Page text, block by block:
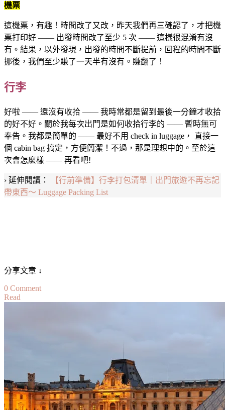
機票
這機票，有趣！時間改了又改，昨天我們再三確認了，才把機
票打印好 —— 出發時間改了至少 5 次 —— 這樣很混淆有沒
有。結果，以外發現，出發的時間不斷提前，回程的時間不斷
挪後，我們至少賺了一天半有沒有。賺翻了！
行李
好啦 —— 還沒有收拾 —— 我時常都是留到最後一分鐘才收拾
的好不好。關於我每次出門是如何收拾行李的 —— 暫時無可
奉告。我都是簡單的 —— 最好不用 check in luggage， 直接一
個 cabin bag 搞定，方便簡潔！不過，那是理想中的。至於這
次會怎麼樣 —— 再看吧!
› 延伸閱讀：
【行前準備】行李打包清單｜出門旅遊不再忘記
帶東西～ Luggage Packing List
分享文章 ↓
0 Commenton
繼
續
——
Read